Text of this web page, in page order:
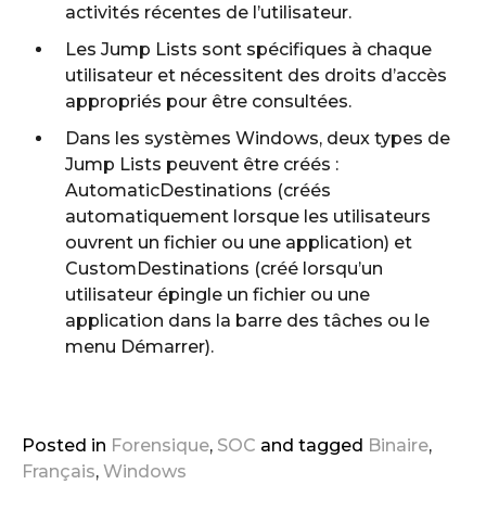
activités récentes de l’utilisateur.
Les Jump Lists sont spécifiques à chaque
utilisateur et nécessitent des droits d’accès
appropriés pour être consultées.
Dans les systèmes Windows, deux types de
Jump Lists peuvent être créés :
AutomaticDestinations (créés
automatiquement lorsque les utilisateurs
ouvrent un fichier ou une application) et
CustomDestinations (créé lorsqu’un
utilisateur épingle un fichier ou une
application dans la barre des tâches ou le
menu Démarrer).
Posted in Forensique, SOC and tagged Binaire,
Français, Windows